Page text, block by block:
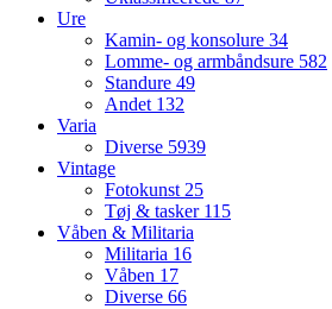
Ure
Kamin- og konsolure 34
Lomme- og armbåndsure 582
Standure 49
Andet 132
Varia
Diverse 5939
Vintage
Fotokunst25
Tøj & tasker 115
Våben & Militaria
Militaria 16
Våben 17
Diverse 66